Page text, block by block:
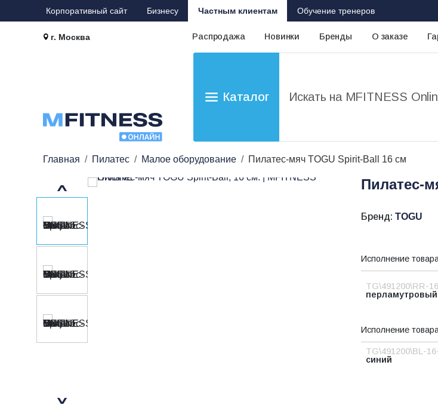
Корпоративный сайт Бизнесу Частным клиентам Обучение тренеров
г. Москва Распродажа Новинки Бренды О заказе
Каталог
Главная Пилатес Малое оборудование Пилатес-мяч TOGU Spirit-Ball 16 см
Пилатес-
Бренд: TOGU
Исполнение
TG\491200\RR-
Исполнение
TG\491200\BL-
синий